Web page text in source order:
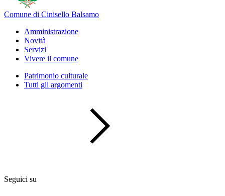
Comune di Cinisello Balsamo
Amministrazione
Novità
Servizi
Vivere il comune
Patrimonio culturale
Tutti gli argomenti
Seguici su